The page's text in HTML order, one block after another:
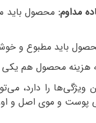
مداوم:محصول باید
باید مطبوع و
هزینه محصول هم
را دارد،
پوست و موی اصل و